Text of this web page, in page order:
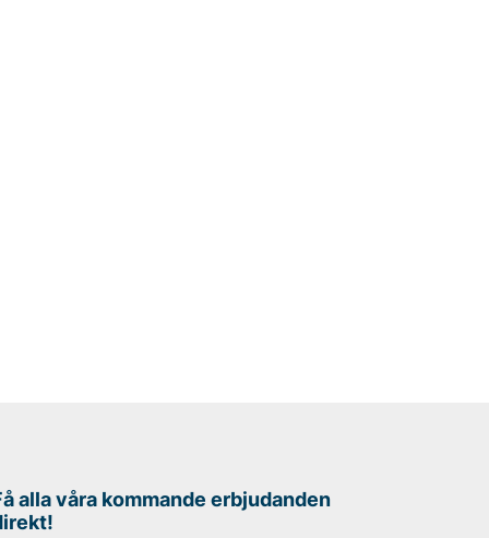
alla våra kommande erbjudanden